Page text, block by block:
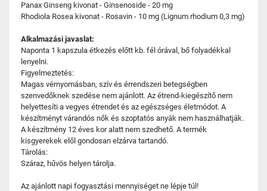
Panax Ginseng kivonat - Ginsenoside - 20 mg
Rhodiola Rosea kivonat - Rosavin - 10 mg (Lignum rhodium 0,3 mg)
Alkalmazási javaslat:
Naponta 1 kapszula étkezés előtt kb. fél órával, bő folyadékkal
lenyelni.
Figyelmeztetés:
Magas vérnyomásban, szív és érrendszeri betegségben
szenvedőknek szedése nem ajánlott. Az étrend-kiegészítő nem
helyettesíti a vegyes étrendet és az egészséges életmódot. A
készítményt várandós nők és szoptatós anyák nem használhatják.
A készítmény 12 éves kor alatt nem szedhető. A termék
kisgyerekek elől gondosan elzárva tartandó.
Tárolás:
Száraz, hűvös helyen tárolja.
Az ajánlott napi fogyasztási mennyiséget ne lépje túl!